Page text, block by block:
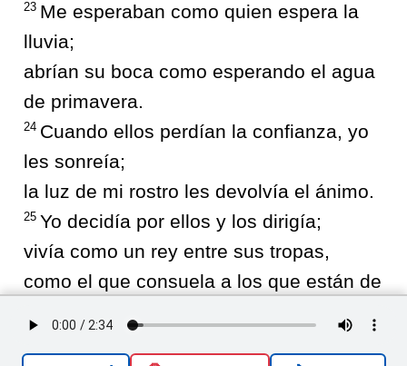
23 Me esperaban como quien espera la
lluvia;
abrían su boca como esperando el agua
de primavera.
24 Cuando ellos perdían la confianza, yo
les sonreía;
la luz de mi rostro les devolvía el ánimo.
25 Yo decidía por ellos y los dirigía;
vivía como un rey entre sus tropas,
como el que consuela a los que están de